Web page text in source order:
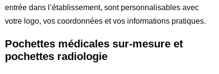
entrée dans l’établissement, sont personnalisables avec
votre logo, vos coordonnées et vos informations pratiques.
Pochettes médicales sur-mesure et
pochettes radiologie